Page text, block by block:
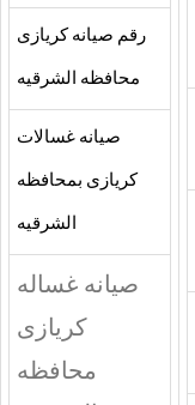
رقم صيانه كريازى
محافظه الشرقيه
صيانه غسالات
كريازى بمحافظه
الشرقيه
صيانه غساله
كريازى
محافظه